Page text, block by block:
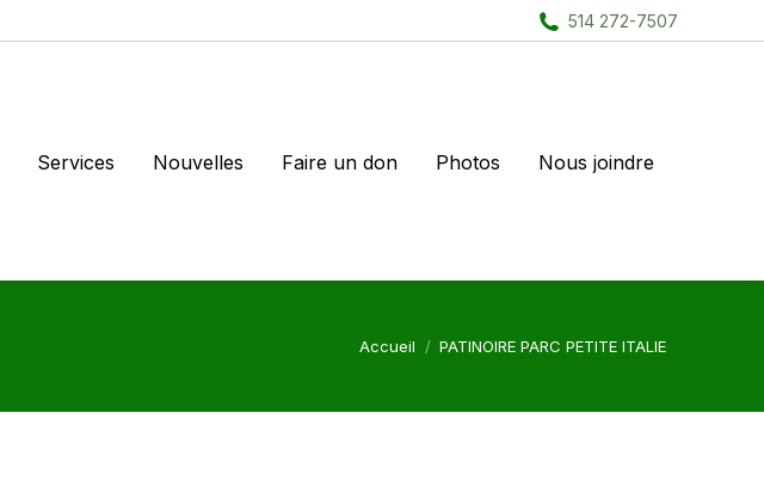
514 272-7507
Services Nouvelles Faire un don Photos Nous joindre
Vous êtes ici :
Accueil PATINOIRE PARC PETITE ITALIE